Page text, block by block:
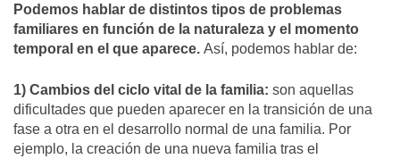
Podemos hablar de distintos tipos de problemas
familiares en función de la naturaleza y el momento
temporal en el que aparece. Así, podemos hablar de:
1) Cambios del ciclo vital de la familia: son aquellas
dificultades que pueden aparecer en la transición de una
fase a otra en el desarrollo normal de una familia. Por
ejemplo, la creación de una nueva familia tras el